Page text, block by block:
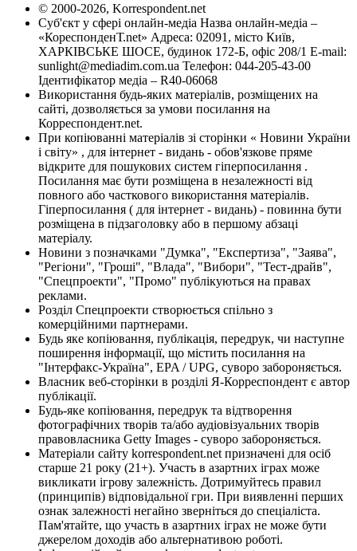
© 2000-2026, Korrespondent.net
Суб'єкт у сфері онлайн-медіа Назва онлайн-медіа –
«КореспонденТ.net» Адреса: 02091, місто Київ,
ХАРКІВСЬКЕ ШОСЕ, будинок 172-Б, офіс 208/1 E-mail:
sunlight@mediadim.com.ua Телефон: 044-205-43-00
Ідентифікатор медіа – R40-06068
Використання будь-яких матеріалів, розміщених на
сайті, дозволяється за умови посилання на
Корреспондент.net.
При копіюванні матеріалів зі сторінки « Новини України
і світу» , для інтернет - видань - обов'язкове пряме
відкрите для пошукових систем гіперпосилання .
Посилання має бути розміщена в незалежності від
повного або часткового використання матеріалів.
Гіперпосилання ( для інтернет - видань) - повинна бути
розміщена в підзаголовку або в першому абзаці
матеріалу.
Новини з позначками "Думка", "Експертиза", "Заява",
"Регіони", "Гроші", "Влада", "Вибори", "Тест-драйв",
"Спецпроекти", "Промо" публікуються на правах
реклами.
Розділ Спецпроекти створюється спільно з
комерційними партнерами.
Будь яке копіювання, публікація, передрук, чи наступне
поширення інформації, що містить посилання на
"Інтерфакс-Україна", EPA / UPG, суворо забороняється.
Власник веб-сторінки в розділі Я-Корреспондент є автор
публікації.
Будь-яке копіювання, передрук та відтворення
фотографічних творів та/або аудіовізуальних творів
правовласника Getty Images - суворо забороняється.
Матеріали сайту korrespondent.net призначені для осіб
старше 21 року (21+). Участь в азартних іграх може
викликати ігрову залежність. Дотримуйтесь правил
(принципів) відповідальної гри. При виявленні перших
ознак залежності негайно зверніться до спеціаліста.
Пам'ятайте, що участь в азартних іграх не може бути
джерелом доходів або альтернативою роботі.